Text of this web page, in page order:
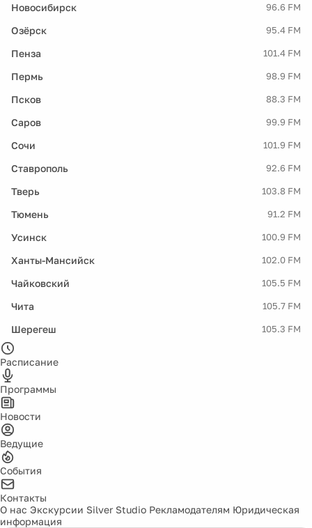
Новосибирск 96.6 FM
Озёрск 95.4 FM
Пенза 101.4 FM
Пермь 98.9 FM
Псков 88.3 FM
Саров 99.9 FM
Сочи 101.9 FM
Ставрополь 92.6 FM
Тверь 103.8 FM
Тюмень 91.2 FM
Усинск 100.9 FM
Ханты-Мансийск 102.0 FM
Чайковский 105.5 FM
Чита 105.7 FM
Шерегеш 105.3 FM
Расписание
Программы
Новости
Ведущие
События
Контакты
О нас Экскурсии Silver Studio Рекламодателям Юридическая
информация